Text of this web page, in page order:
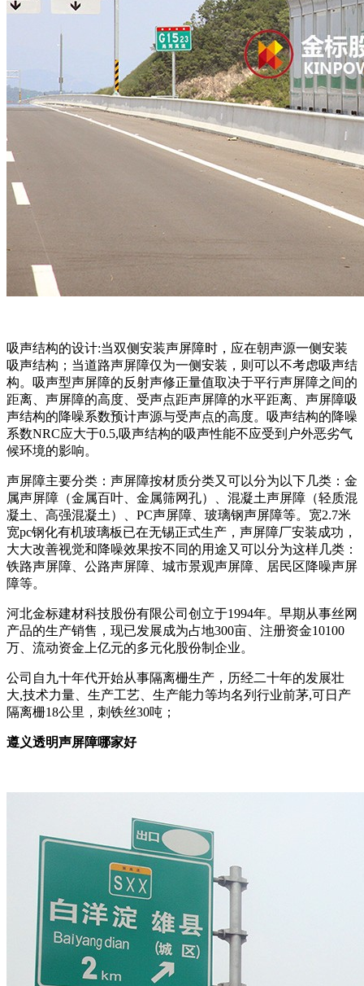
吸声结构的设计:当双侧安装声屏障时，应在朝声源一侧安装
吸声结构；当道路声屏障仅为一侧安装，则可以不考虑吸声结
构。吸声型声屏障的反射声修正量值取决于平行声屏障之间的
距离、声屏障的高度、受声点距声屏障的水平距离、声屏障吸
声结构的降噪系数预计声源与受声点的高度。吸声结构的降噪
系数NRC应大于0.5,吸声结构的吸声性能不应受到户外恶劣气
候环境的影响。
声屏障主要分类：声屏障按材质分类又可以分为以下几类：金
属声屏障（金属百叶、金属筛网孔）、混凝土声屏障（轻质混
凝土、高强混凝土）、PC声屏障、玻璃钢声屏障等。宽2.7米
宽pc钢化有机玻璃板已在无锡正式生产，声屏障厂安装成功，
大大改善视觉和降噪效果按不同的用途又可以分为这样几类：
铁路声屏障、公路声屏障、城市景观声屏障、居民区降噪声屏
障等。
河北金标建材科技股份有限公司创立于1994年。早期从事丝网
产品的生产销售，现已发展成为占地300亩、注册资金10100
万、流动资金上亿元的多元化股份制企业。
公司自九十年代开始从事隔离栅生产，历经二十年的发展壮
大,技术力量、生产工艺、生产能力等均名列行业前茅,可日产
隔离栅18公里，刺铁丝30吨；
遵义透明声屏障哪家好